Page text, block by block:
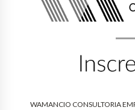
WAMANCIO CONSULTORIA